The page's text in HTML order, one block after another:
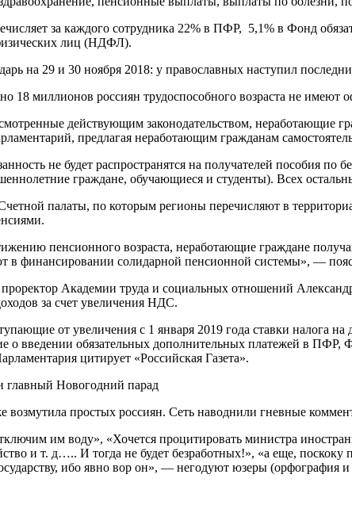
за каждого сотрудника 22% в ПФР, 5,1% в Фонд
лиц (НДФЛ).
на 29 и 30 ноября 2018: у православных наступил
18 миллионов россиян трудоспособного возраста не
действующим законодательством, неработающие
предлагая неработающим гражданам
не будет распространятся на получателей пособия
граждане, обучающиеся и студенты). Всех
палаты, по которым регионы перечисляют в
пенсионного возраста, неработающие граждане
в финансировании солидарной пенсионной системы», —
Академии труда и социальных отношений
за счет увеличения НДС.
от увеличения с 1 января 2019 года ставки налога
введении обязательных дополнительных платежей в ПФР,
цитирует «Российская Газета».
главный Новогодний парад
возмутила простых россиян. Сеть наводнили гневные
им воду», «Хочется процитировать министра
и т. д….. И тогда не будет безработных!», «а еще,
ибо явно вор он», — негодуют юзеры (орфография